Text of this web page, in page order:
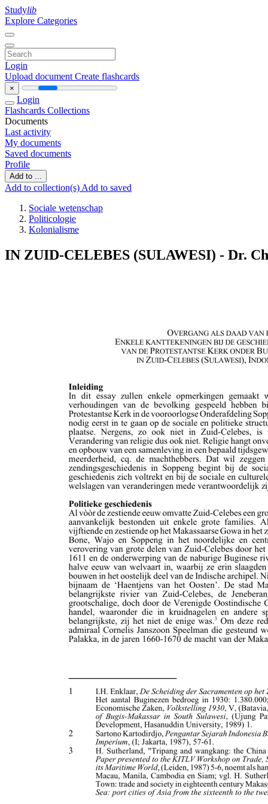
Studylib
Explore Categories
Login
Upload document Create flashcards
×
Login
Flashcards Collections
Documents
Last activity
My documents
Saved documents
Profile
Add to ...
Add to collection(s) Add to saved
Sociale wetenschap
Politicologie
Kolonialisme
IN ZUID-CELEBES (SULAWESI) - Dr.